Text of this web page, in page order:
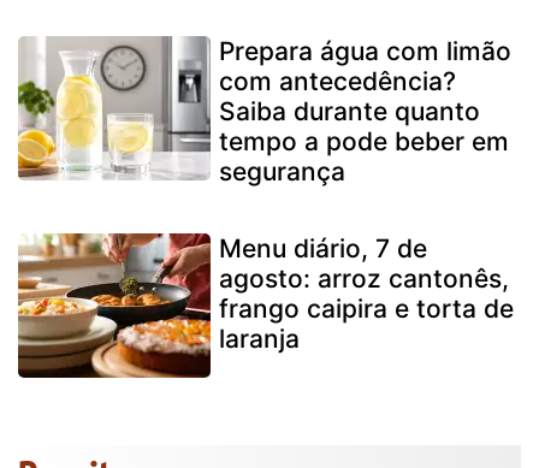
Prepara água com limão
com antecedência?
Saiba durante quanto
tempo a pode beber em
segurança
Menu diário, 7 de
agosto: arroz cantonês,
frango caipira e torta de
laranja